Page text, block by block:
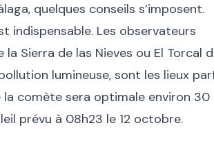
quelques conseils s’imposent.
indispensable. Les observateurs
Sierra de las Nieves ou El Torcal
lumineuse, sont les lieux
comète sera optimale environ 30
prévu à 08h23 le 12 octobre.